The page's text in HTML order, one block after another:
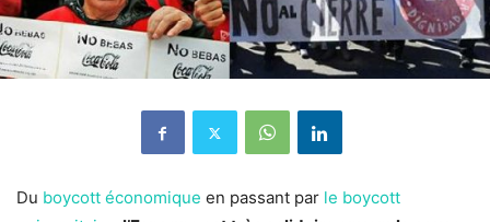
Du boycott économique en passant par le boycott